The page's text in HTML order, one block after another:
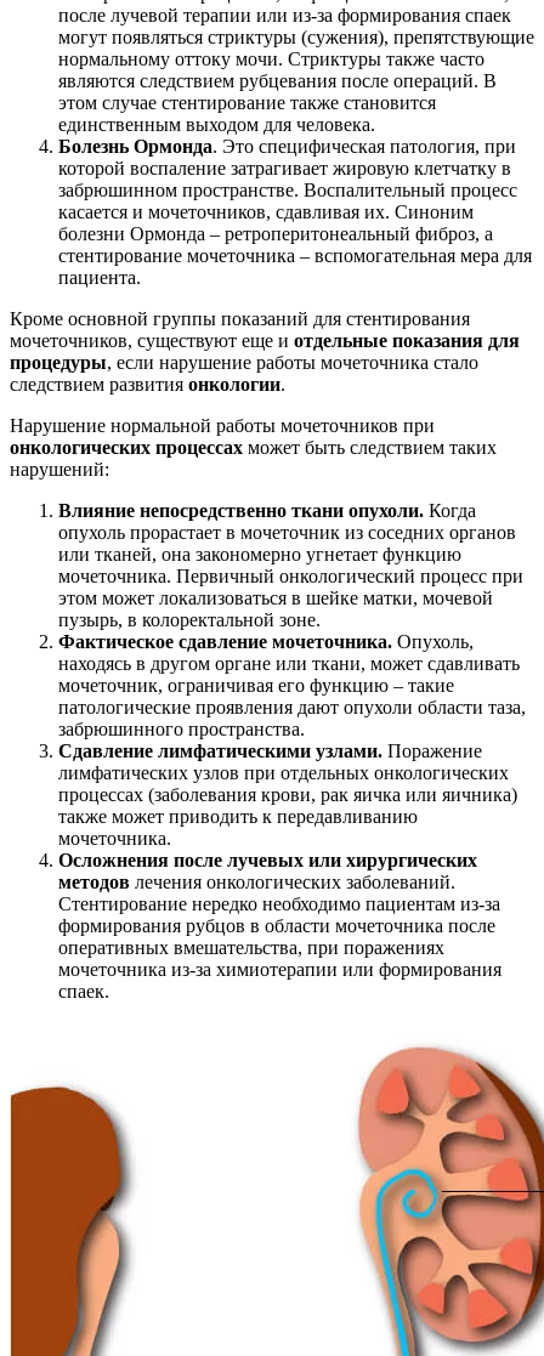
после лучевой терапии или из-за формирования спаек
могут появляться стриктуры (сужения), препятствующие
нормальному оттоку мочи. Стриктуры также часто
являются следствием рубцевания после операций. В
этом случае стентирование также становится
единственным выходом для человека.
Болезнь Ормонда. Это специфическая патология, при
которой воспаление затрагивает жировую клетчатку в
забрюшинном пространстве. Воспалительный процесс
касается и мочеточников, сдавливая их. Синоним
болезни Ормонда – ретроперитонеальный фиброз, а
стентирование мочеточника – вспомогательная мера для
пациента.
Кроме основной группы показаний для стентирования
мочеточников, существуют еще и отдельные показания для
процедуры, если нарушение работы мочеточника стало
следствием развития онкологии.
Нарушение нормальной работы мочеточников при
онкологических процессах может быть следствием таких
нарушений:
Влияние непосредственно ткани опухоли. Когда
опухоль прорастает в мочеточник из соседних органов
или тканей, она закономерно угнетает функцию
мочеточника. Первичный онкологический процесс при
этом может локализоваться в шейке матки, мочевой
пузырь, в колоректальной зоне.
Фактическое сдавление мочеточника. Опухоль,
находясь в другом органе или ткани, может сдавливать
мочеточник, ограничивая его функцию – такие
патологические проявления дают опухоли области таза,
забрюшинного пространства.
Сдавление лимфатическими узлами. Поражение
лимфатических узлов при отдельных онкологических
процессах (заболевания крови, рак яичка или яичника)
также может приводить к передавливанию
мочеточника.
Осложнения после лучевых или хирургических
методов лечения онкологических заболеваний.
Стентирование нередко необходимо пациентам из-за
формирования рубцов в области мочеточника после
оперативных вмешательства, при поражениях
мочеточника из-за химиотерапии или формирования
спаек.